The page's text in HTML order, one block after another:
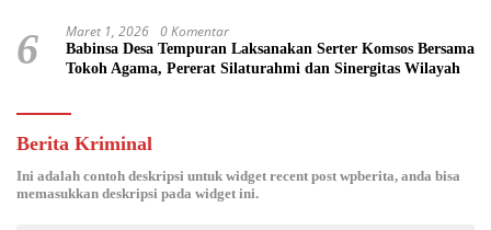
6 Maret 1, 2026 0 Komentar
Babinsa Desa Tempuran Laksanakan Serter Komsos Bersama
Tokoh Agama, Pererat Silaturahmi dan Sinergitas Wilayah
Berita Kriminal
Ini adalah contoh deskripsi untuk widget recent post wpberita, anda bisa
memasukkan deskripsi pada widget ini.